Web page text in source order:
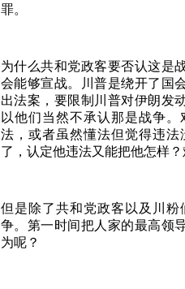
罪。
为什么共和党政客要否认这是
会能够宣战。川普是绕开了国
出法案，要限制川普对伊朗发
以他们当然不承认那是战争
法，或者虽然懂法但觉得违
了，认定他违法又能把他怎样
但是除了共和党政客以及川
争。第一时间把人家的最高领
为呢？